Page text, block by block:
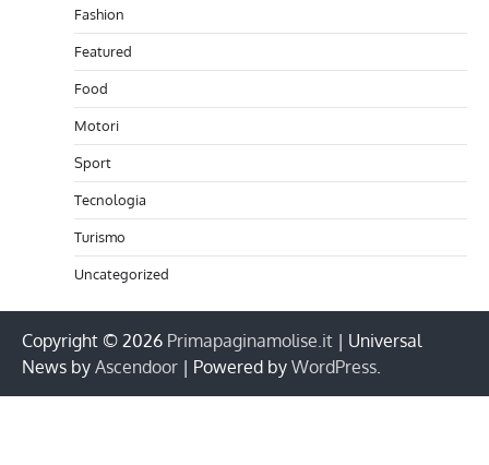
Fashion
Featured
Food
Motori
Sport
Tecnologia
Turismo
Uncategorized
Copyright © 2026 Primapaginamolise.it | Universal
News by Ascendoor | Powered by WordPress